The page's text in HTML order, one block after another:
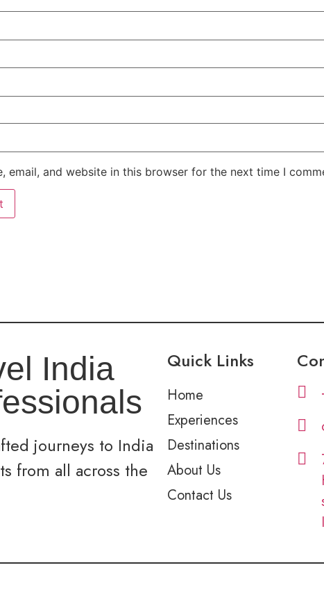
email, and website in this browser for the next time I
India
journeys to India
from all across the
Quick Links
Home
Experiences
Destinations
About Us
Contact Us